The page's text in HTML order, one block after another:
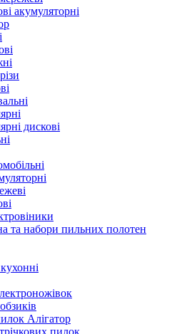
акумуляторні
дискові
та набори пильних полотен
Алігатор
пилок